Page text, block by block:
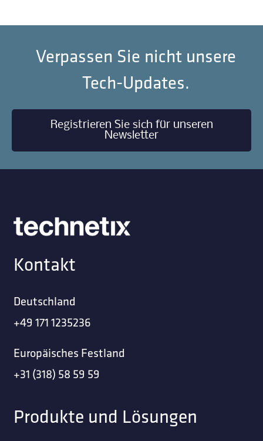
Verpassen Sie nicht unsere
Tech-Updates.
Registrieren Sie sich für unseren
Newsletter
Kontakt
Deutschland
+49 171 1235236
Europäisches Festland
+31 (318) 58 59 59
Produkte und Lösungen